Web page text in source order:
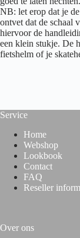
NB: let erop dat je
ontvet dat de schaal
hiervoor de
een klein stukje. De
fietshelm of je
Service
Home
Webshop
Lookbook
Contact
FAQ
Reseller
Over ons